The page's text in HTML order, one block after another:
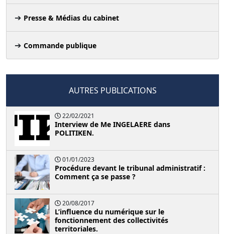
Presse & Médias du cabinet
Commande publique
AUTRES PUBLICATIONS
22/02/2021
Interview de Me INGELAERE dans
POLITIKEN.
01/01/2023
Procédure devant le tribunal administratif :
Comment ça se passe ?
20/08/2017
L’influence du numérique sur le
fonctionnement des collectivités
territoriales.